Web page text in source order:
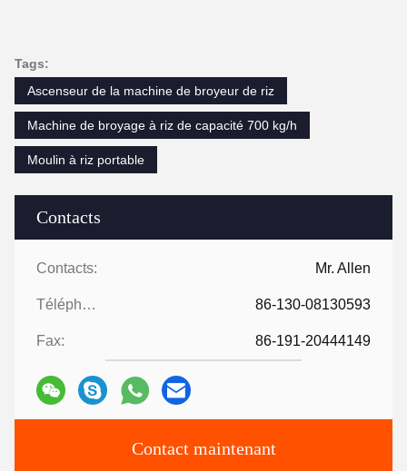
Contacts
Contacts: Mr. Allen
Téléphone: 86-130-08130593
Fax: 86-191-20444149
Contact maintenant
Tags:
Ascenseur de la machine de broyeur de riz
Machine de broyage à riz de capacité 700 kg/h
Moulin à riz portable